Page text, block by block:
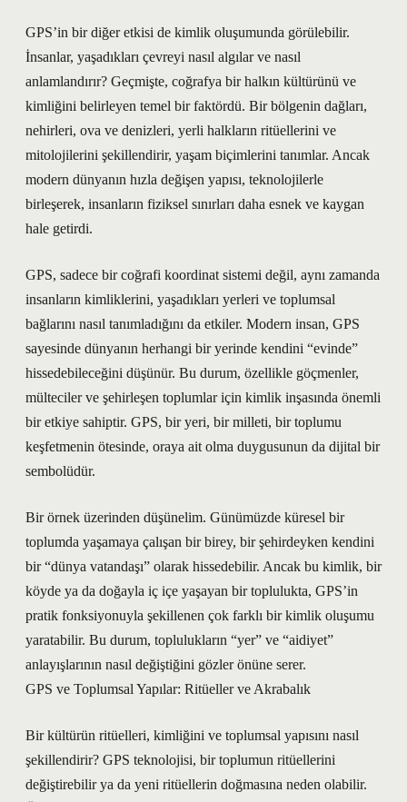
GPS’in bir diğer etkisi de kimlik oluşumunda görülebilir.
İnsanlar, yaşadıkları çevreyi nasıl algılar ve nasıl
anlamlandırır? Geçmişte, coğrafya bir halkın kültürünü ve
kimliğini belirleyen temel bir faktördü. Bir bölgenin dağları,
nehirleri, ova ve denizleri, yerli halkların ritüellerini ve
mitolojilerini şekillendirir, yaşam biçimlerini tanımlar. Ancak
modern dünyanın hızla değişen yapısı, teknolojilerle
birleşerek, insanların fiziksel sınırları daha esnek ve kaygan
hale getirdi.
GPS, sadece bir coğrafi koordinat sistemi değil, aynı zamanda
insanların kimliklerini, yaşadıkları yerleri ve toplumsal
bağlarını nasıl tanımladığını da etkiler. Modern insan, GPS
sayesinde dünyanın herhangi bir yerinde kendini “evinde”
hissedebileceğini düşünür. Bu durum, özellikle göçmenler,
mülteciler ve şehirleşen toplumlar için kimlik inşasında önemli
bir etkiye sahiptir. GPS, bir yeri, bir milleti, bir toplumu
keşfetmenin ötesinde, oraya ait olma duygusunun da dijital bir
sembolüdür.
Bir örnek üzerinden düşünelim. Günümüzde küresel bir
toplumda yaşamaya çalışan bir birey, bir şehirdeyken kendini
bir “dünya vatandaşı” olarak hissedebilir. Ancak bu kimlik, bir
köyde ya da doğayla iç içe yaşayan bir toplulukta, GPS’in
pratik fonksiyonuyla şekillenen çok farklı bir kimlik oluşumu
yaratabilir. Bu durum, toplulukların “yer” ve “aidiyet”
anlayışlarının nasıl değiştiğini gözler önüne serer.
GPS ve Toplumsal Yapılar: Ritüeller ve Akrabalık
Bir kültürün ritüelleri, kimliğini ve toplumsal yapısını nasıl
şekillendirir? GPS teknolojisi, bir toplumun ritüellerini
değiştirebilir ya da yeni ritüellerin doğmasına neden olabilir.